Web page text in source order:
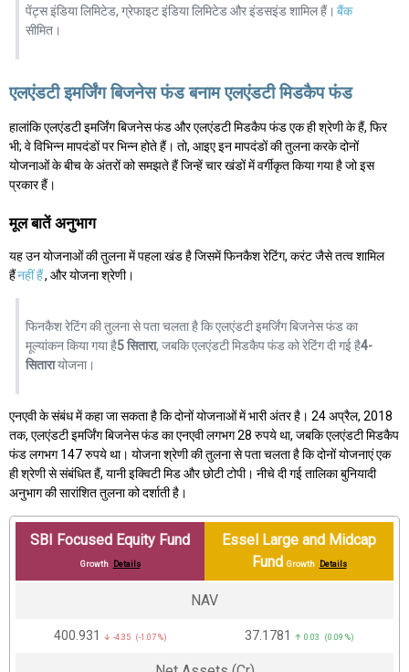
पेंट्स इंडिया लिमिटेड, ग्रेफाइट इंडिया लिमिटेड और इंडसइंड शामिल हैं। बैंक
सीमित।
एलएंडटी इमर्जिंग बिजनेस फंड बनाम एलएंडटी मिडकैप फंड
हालांकि एलएंडटी इमर्जिंग बिजनेस फंड और एलएंडटी मिडकैप फंड एक ही श्रेणी के हैं, फिर
भी; वे विभिन्न मापदंडों पर भिन्न होते हैं। तो, आइए इन मापदंडों की तुलना करके दोनों
योजनाओं के बीच के अंतरों को समझते हैं जिन्हें चार खंडों में वर्गीकृत किया गया है जो इस
प्रकार हैं।
मूल बातें अनुभाग
यह उन योजनाओं की तुलना में पहला खंड है जिसमें फिनकैश रेटिंग, करंट जैसे तत्व शामिल
हैंनहीं हैं, और योजना श्रेणी।
फिनकैश रेटिंग की तुलना से पता चलता है कि एलएंडटी इमर्जिंग बिजनेस फंड का
मूल्यांकन किया गया है5 सितारा, जबकि एलएंडटी मिडकैप फंड को रेटिंग दी गई है4-
सितारायोजना।
एनएवी के संबंध में कहा जा सकता है कि दोनों योजनाओं में भारी अंतर है। 24 अप्रैल, 2018
तक, एलएंडटी इमर्जिंग बिजनेस फंड का एनएवी लगभग 28 रुपये था, जबकि एलएंडटी मिडकैप
फंड लगभग 147 रुपये था। योजना श्रेणी की तुलना से पता चलता है कि दोनों योजनाएं एक
ही श्रेणी से संबंधित हैं, यानी इक्विटी मिड और छोटी टोपी। नीचे दी गई तालिका बुनियादी
अनुभाग की सारांशित तुलना को दर्शाती है।
SBI Focused Equity Fund
Growth Details
Essel Large and Midcap
Fund Growth Details
NAV
₹400.931 ↓ -4.35 (-1.07 %) ₹37.1781 ↑ 0.03 (0.09 %)